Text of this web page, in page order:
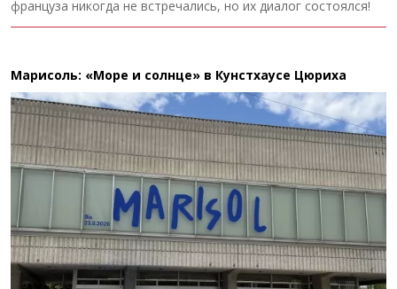
француза никогда не встречались, но их диалог состоялся!
Марисоль: «Море и солнце» в Кунстхаусе Цюриха